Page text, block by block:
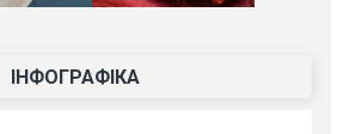
ІНФОГРАФІКА